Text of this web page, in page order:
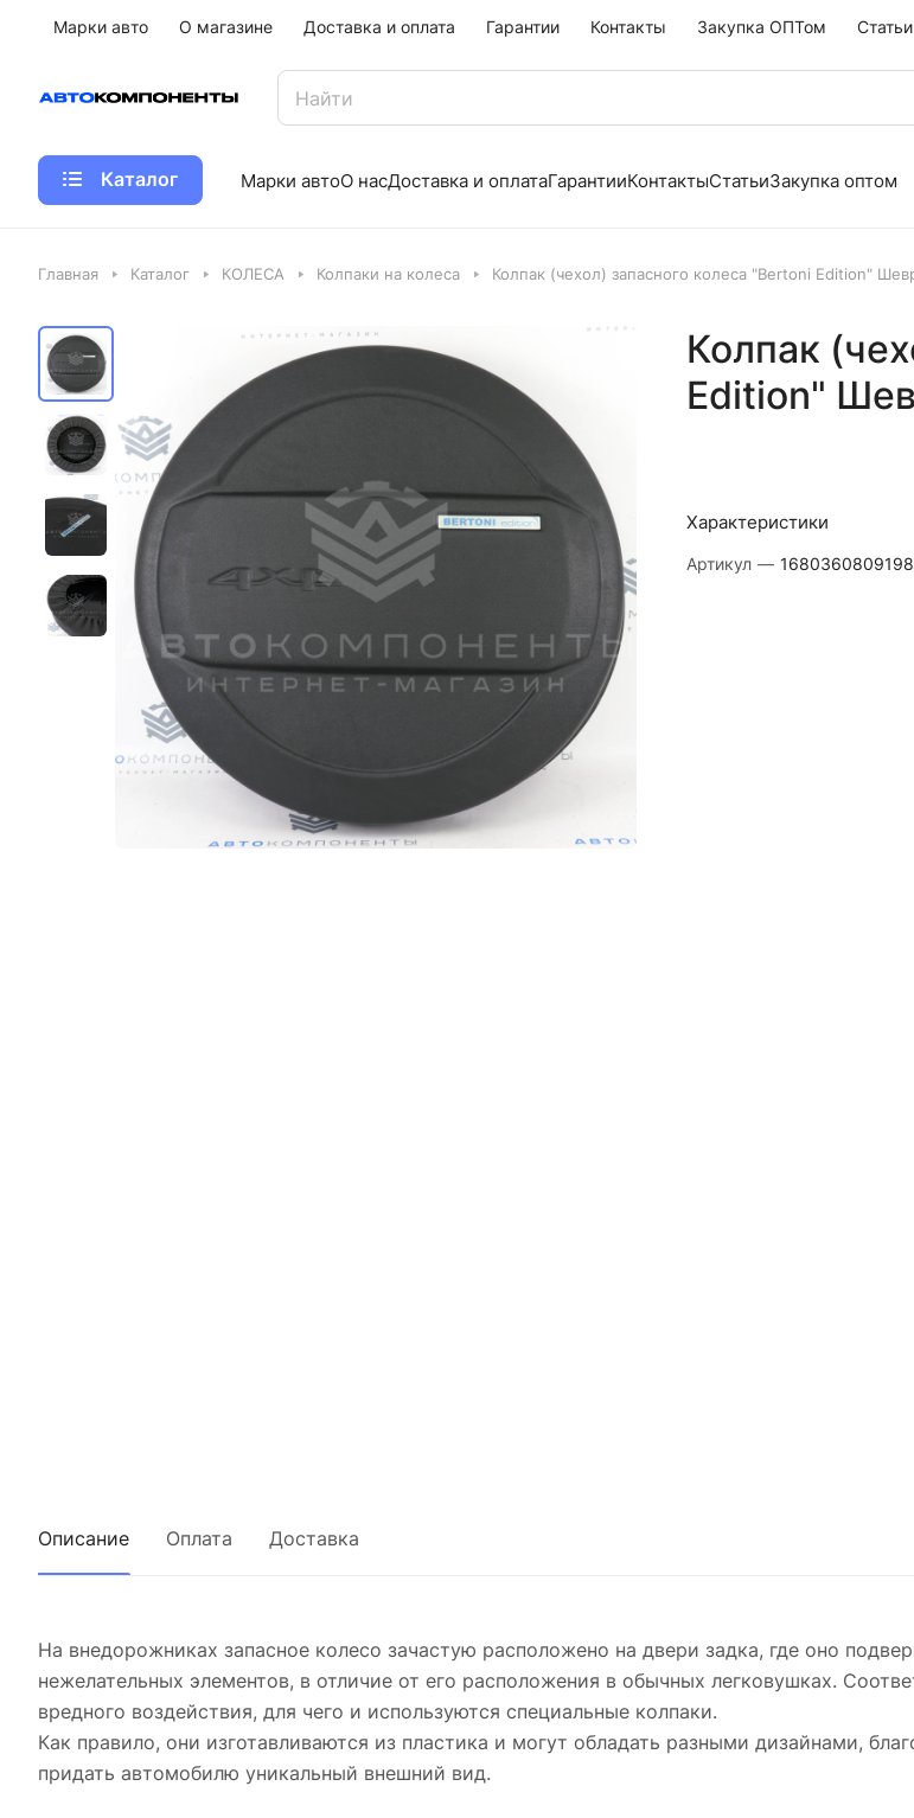
Марки авто О магазине Доставка и оплата Гарантии Контакты Закупка ОПТом Статьи
Каталог Марки автоО насДоставка и оплатаГарантииКонтактыСтатьиЗакупка оптом
Главная Каталог КОЛЕСА Колпаки на колеса Колпак (чехол) запасного колеса "Bertoni Edition"
Колпак
Edition"
Характеристики
Артикул —
Описание Оплата Доставка
На внедорожниках запасное колесо зачастую расположено на двери задка, где оно
нежелательных элементов, в отличие от его расположения в обычных легковушках.
вредного воздействия, для чего и используются специальные колпаки.
Как правило, они изготавливаются из пластика и могут обладать разными дизайнами,
придать автомобилю уникальный внешний вид.